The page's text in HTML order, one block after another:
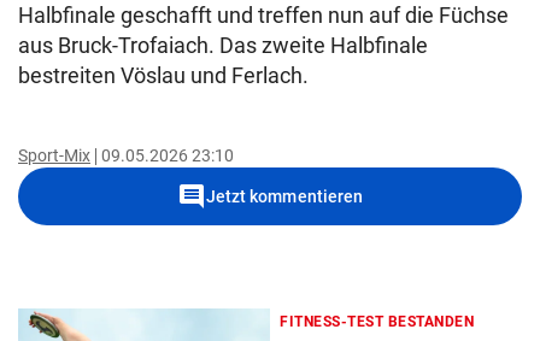
Halbfinale geschafft und treffen nun auf die Füchse
aus Bruck-Trofaiach. Das zweite Halbfinale
bestreiten Vöslau und Ferlach.
Sport-Mix 09.05.2026 23:10
commentJetzt kommentieren
FITNESS-TEST BESTANDEN